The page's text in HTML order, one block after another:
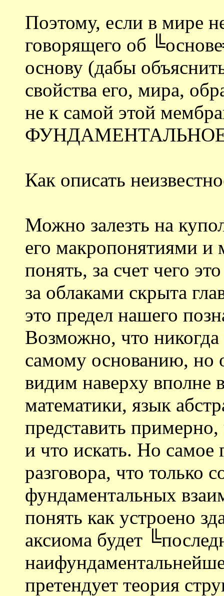
Поэтому, если в мире
говорящего об
основу (дабы
свойства его, мира,
не к самой этой
ФУНДАМЕНТАЛЬНОЕ
Как описать
Можно залезть на
его макропонятиями и
понять, за счет чего
за облаками скрыта
это предел нашего
Возможно, что
самому основанию, но
видим наверху вполне
математики, язык
представить
и что искать. Но самое
разговора, что только
фундаментальных
понять как устроено
аксиома будет
претендует теория